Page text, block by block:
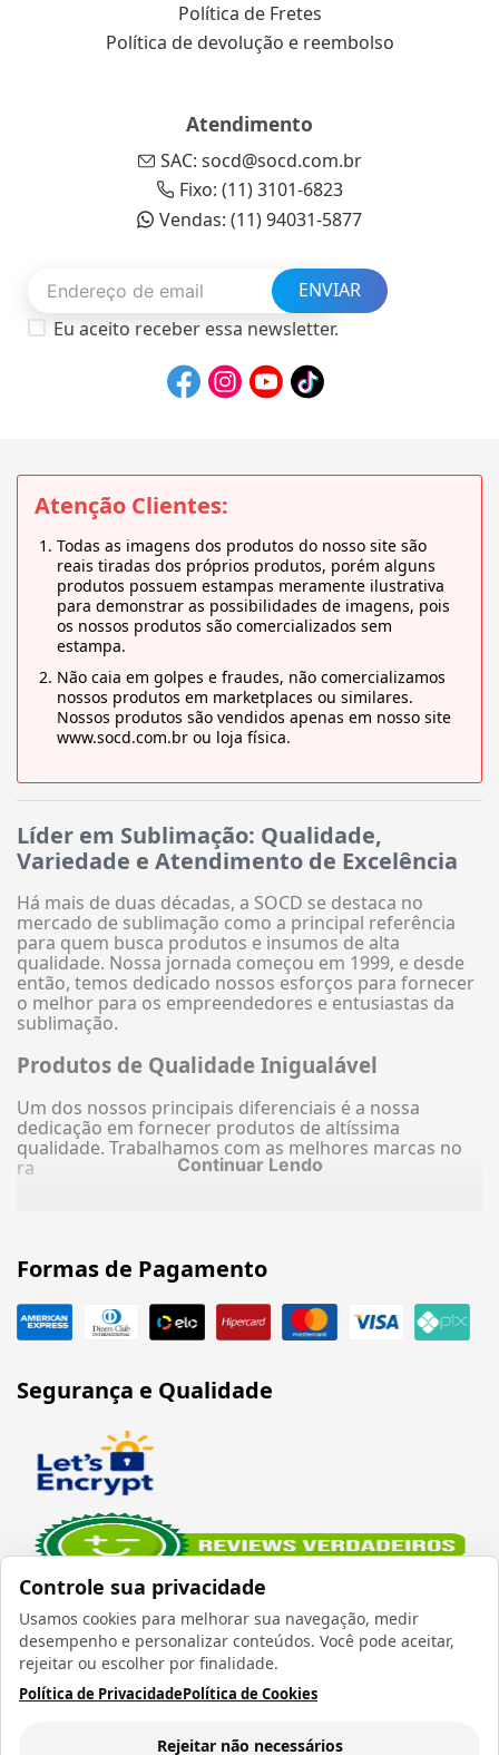
Controle sua privacidade
Usamos cookies para melhorar sua navegação, medir
desempenho e personalizar conteúdos. Você pode aceitar,
rejeitar ou escolher por finalidade.
Política de PrivacidadePolítica de Cookies
Rejeitar não necessários
Política de Fretes
Política de devolução e reembolso
Atendimento
SAC: socd@socd.com.br
Fixo: (11) 3101-6823
Vendas: (11) 94031-5877
ENVIAR
Eu aceito receber essa newsletter.
Atenção Clientes:
Todas as imagens dos produtos do nosso site são
reais tiradas dos próprios produtos, porém alguns
produtos possuem estampas meramente ilustrativa
para demonstrar as possibilidades de imagens, pois
os nossos produtos são comercializados sem
estampa.
Não caia em golpes e fraudes, não comercializamos
nossos produtos em marketplaces ou similares.
Nossos produtos são vendidos apenas em nosso site
www.socd.com.br ou loja física.
Líder em Sublimação: Qualidade,
Variedade e Atendimento de Excelência
Há mais de duas décadas, a SOCD se destaca no
mercado de sublimação como a principal referência
para quem busca produtos e insumos de alta
qualidade. Nossa jornada começou em 1999, e desde
então, temos dedicado nossos esforços para fornecer
o melhor para os empreendedores e entusiastas da
sublimação.
Produtos de Qualidade Inigualável
Um dos nossos principais diferenciais é a nossa
dedicação em fornecer produtos de altíssima
qualidade. Trabalhamos com as melhores marcas no
ra
Continuar Lendo
Formas de Pagamento
Segurança e Qualidade
Verificada por